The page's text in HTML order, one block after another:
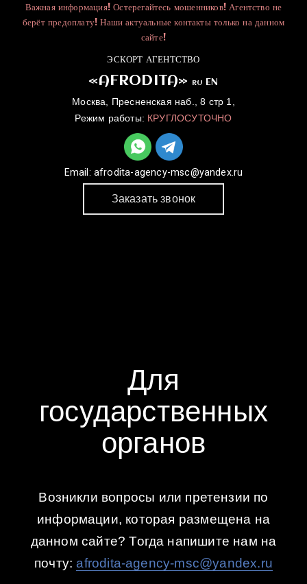
Важная информация! Остерегайтесь мошенников! Агентство не
берёт предоплату! Наши актуальные контакты только на данном
сайте!
ЭСКОРТ АГЕНТСТВО
«AFRODITA» RU EN
Москва, Пресненская наб., 8 стр 1,
Режим работы: КРУГЛОСУТОЧНО
Email: afrodita-agency-msc@yandex.ru
Заказать звонок
Для
государственных
органов
Возникли вопросы или претензии по
информации, которая размещена на
данном сайте? Тогда напишите нам на
почту:afrodita-agency-msc@yandex.ru